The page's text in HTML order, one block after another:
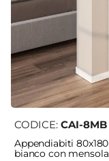
CODICE: CAI-8MB
Appendiabiti
bianco con